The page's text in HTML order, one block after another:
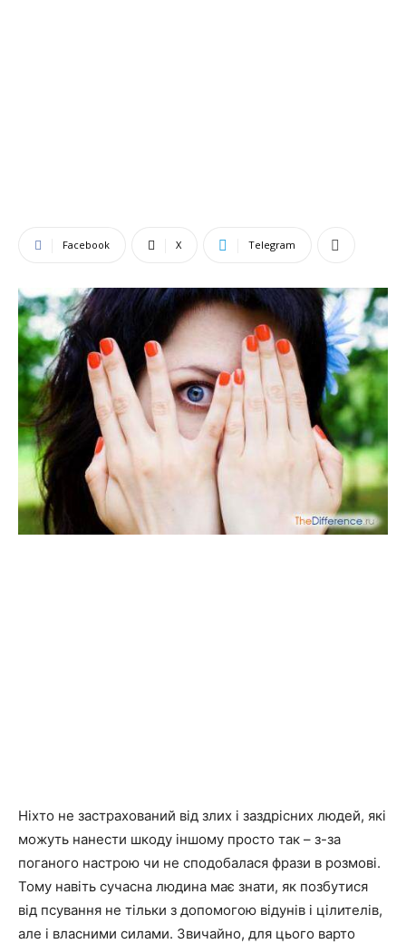
Facebook X Telegram
Ніхто не застрахований від злих і заздрісних людей, які
можуть нанести шкоду іншому просто так – з-за
поганого настрою чи не сподобалася фрази в розмові.
Тому навіть сучасна людина має знати, як позбутися
від псування не тільки з допомогою відунів і цілителів,
але і власними силами. Звичайно, для цього варто